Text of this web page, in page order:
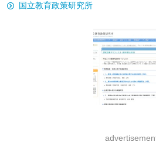
国立教育政策研究所